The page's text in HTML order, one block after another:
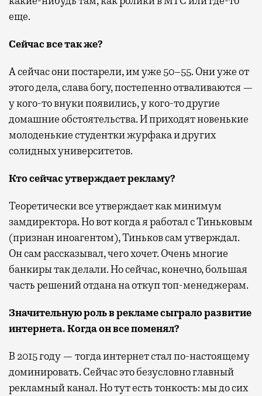
еще.
Сейчас все так же?
А сейчас они постарели, им уже 50–55. Они уже от
этого дела, слава богу, постепенно отваливаются —
у кого-то внуки появились, у кого-то другие
домашние обстоятельства. И приходят новенькие
молоденькие студентки журфака и других
солидных университетов.
Кто сейчас утверждает рекламу?
Теоретически все утверждает как минимум
замдиректора. Но вот когда я работал с Тиньковым
(признан иноагентом), Тиньков сам утверждал.
Он сам рассказывал, чего хочет. Очень многие
банкиры так делали. Но сейчас, конечно, большая
часть решений отдана на откуп топ-менеджерам.
Значительную роль в рекламе сыграло развитие
интернета. Когда он все поменял?
В 2015 году — тогда интернет стал по-настоящему
доминировать. Сейчас это безусловно главный
рекламный канал. Но тут есть тонкость: мы до сих